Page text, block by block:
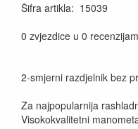
Šifra artikla: 15039
0 zvjezdice u 0
2-smjerni razdjelnik bez
Za najpopularnija
Visokokvalitetni